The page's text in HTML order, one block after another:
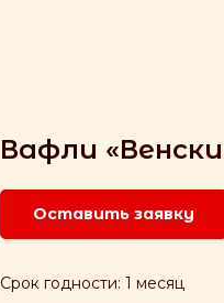
Вафли
Оставить заявку
Срок годности: 1 месяц